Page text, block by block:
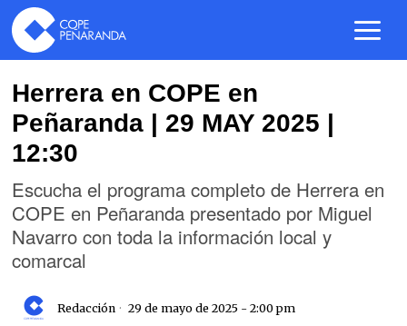
Herrera en COPE en
Peñaranda | 29 MAY 2025 |
12:30
Escucha el programa completo de Herrera en
COPE en Peñaranda presentado por Miguel
Navarro con toda la información local y
comarcal
Redacción 29 de mayo de 2025 - 2:00 pm